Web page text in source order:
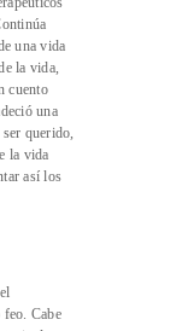
una vida
la vida,
cuento
una
querido,
la vida
así los
feo. Cabe